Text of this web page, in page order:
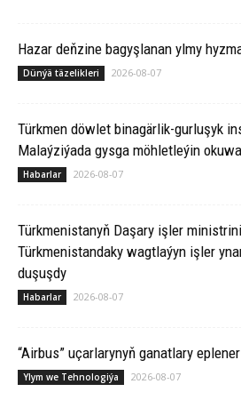
Hazar deňzine bagyşlanan ylmy
Dünýä täzelikleri 2026-08-07
Türkmen döwlet binagärlik-gurluşyk
Malaýziýada gysga möhletleýin
Habarlar 2026-08-07
Türkmenistanyň Daşary işler
Türkmenistandaky wagtlaýyn işler
duşuşdy
Habarlar 2026-08-07
“Airbus” uçarlarynyň ganatlary eplener
Ylym we Tehnologiýa 2026-08-07